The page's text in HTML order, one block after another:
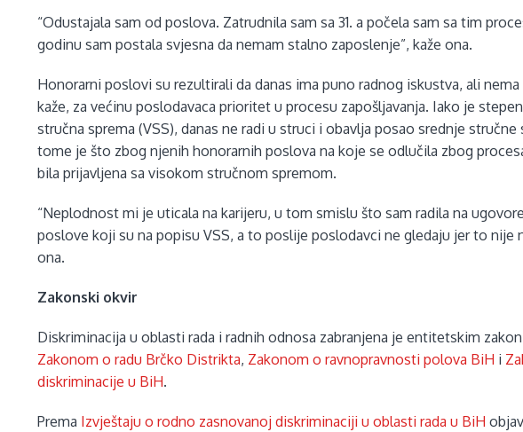
“Odustajala sam od poslova. Zatrudnila sam sa 31. a počela sam sa tim
godinu sam postala svjesna da nemam stalno zaposlenje”, kaže ona.
Honorarni poslovi su rezultirali da danas ima puno radnog iskustva, ali
kaže, za većinu poslodavaca prioritet u procesu zapošljavanja. Iako je
stručna sprema (VSS), danas ne radi u struci i obavlja posao srednje stručne
tome je što zbog njenih honorarnih poslova na koje se odlučila zbog
bila prijavljena sa visokom stručnom spremom.
“Neplodnost mi je uticala na karijeru, u tom smislu što sam radila na
poslove koji su na popisu VSS, a to poslije poslodavci ne gledaju jer to nije
ona.
Zakonski okvir
Diskriminacija u oblasti rada i radnih odnosa zabranjena je entitetskim
Zakonom o radu Brčko Distrikta, Zakonom o ravnopravnosti polova BiH i
diskriminacije u BiH.
Prema Izvještaju o rodno zasnovanoj diskriminaciji u oblasti rada u BiH